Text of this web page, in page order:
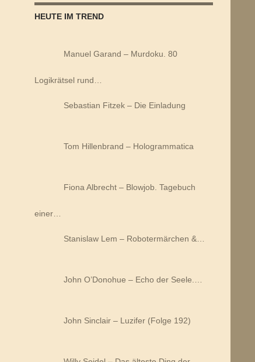
HEUTE IM TREND
Manuel Garand – Murdoku. 80
Logikrätsel rund…
Sebastian Fitzek – Die Einladung
Tom Hillenbrand – Hologrammatica
Fiona Albrecht – Blowjob. Tagebuch
einer…
Stanislaw Lem – Robotermärchen &…
John O’Donohue – Echo der Seele.…
John Sinclair – Luzifer (Folge 192)